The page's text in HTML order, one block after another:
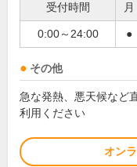
受付時間 月
0:00～24:00 ●
その他
急な発熱、悪天候など
利用ください
オン